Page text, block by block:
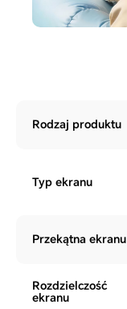
Rodzaj produktu
Typ ekranu
Przekątna ekranu
Rozdzielczość
ekranu